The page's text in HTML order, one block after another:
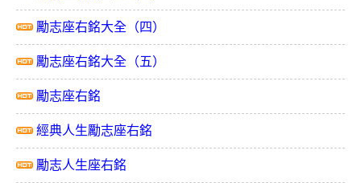
勵志座右銘大全（四）
勵志座右銘大全（五）
勵志座右銘
經典人生勵志座右銘
勵志人生座右銘